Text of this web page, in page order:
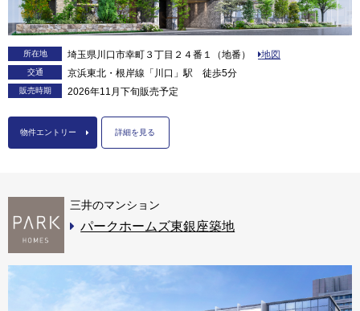
所在地 埼玉県川口市幸町３丁目２４番１（地番） 地図
交通 京浜東北・根岸線「川口」駅 徒歩5分
販売時期 2026年11月下旬販売予定
物件エントリー 詳細を見る
三井のマンション
パークホームズ東銀座築地